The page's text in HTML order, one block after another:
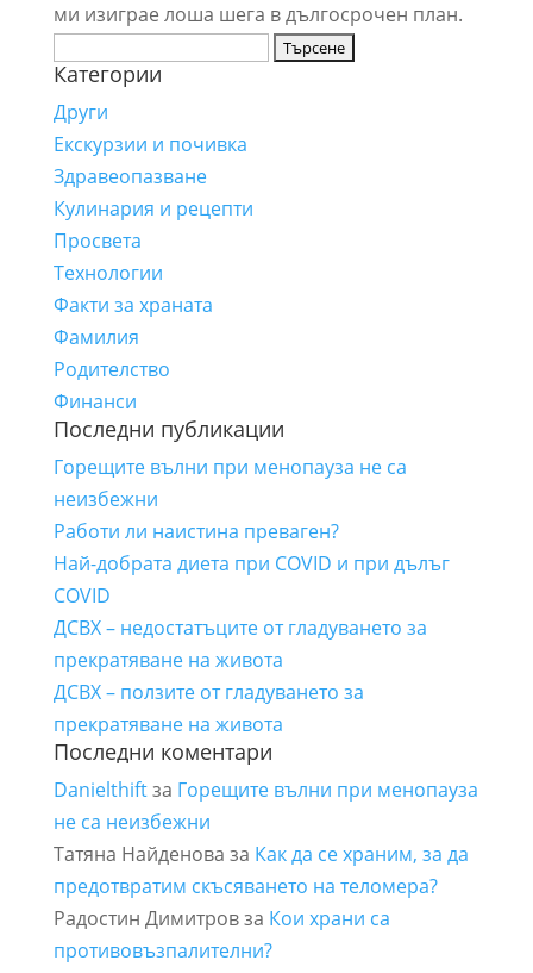
ми изиграе лоша шега в дългосрочен план.
за:
Категории
Други
Екскурзии и почивка
Здравеопазване
Кулинария и рецепти
Просвета
Технологии
Факти за храната
Фамилия
Родителство
Финанси
Последни публикации
Горещите вълни при менопауза не са
неизбежни
Работи ли наистина преваген?
Най-добрата диета при COVID и при дълъг
COVID
ДСВХ – недостатъците от гладуването за
прекратяване на живота
ДСВХ – ползите от гладуването за
прекратяване на живота
Последни коментари
Danielthiftза Горещите вълни при менопауза
не са неизбежни
Татяна Найденова за Как да се храним, за да
предотвратим скъсяването на теломера?
Радостин Димитровза Кои храни са
противовъзпалителни?